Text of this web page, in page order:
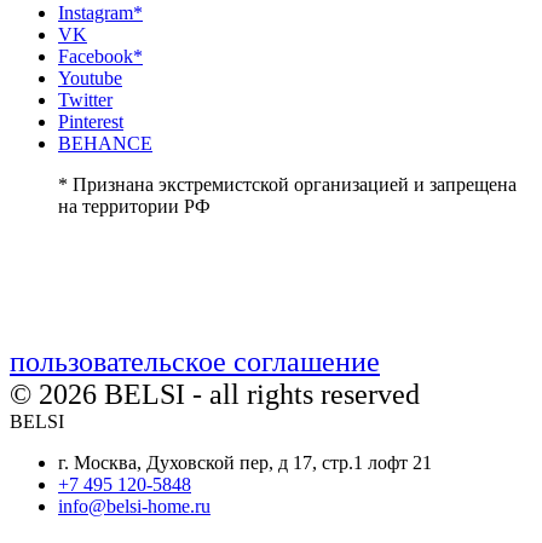
Instagram*
VK
Facebook*
Youtube
Twitter
Pinterest
BEHANCE
* Признана экстремистской организацией и запрещена
на территории РФ
пользовательское соглашение
© 2026 BELSI - all rights reserved
BELSI
г. Москва, Духовской пер, д 17, стр.1 лофт 21
+7 495 120-5848
info@belsi-home.ru